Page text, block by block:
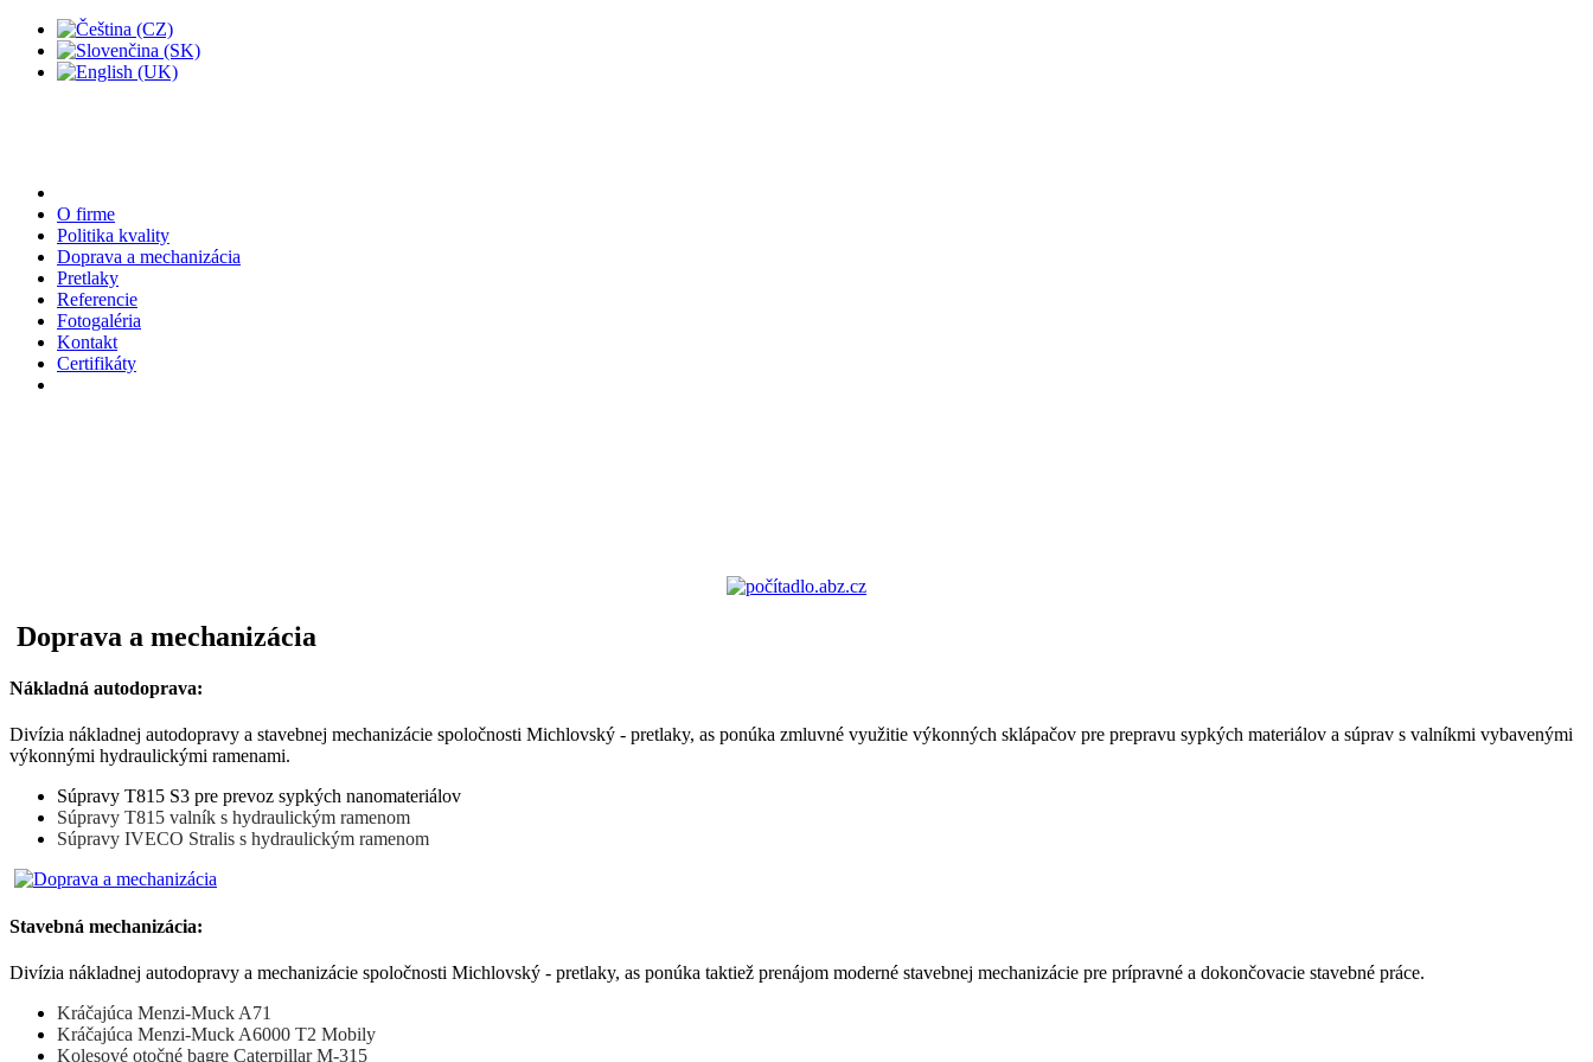
O firme
Politika kvality
Doprava a mechanizácia
Pretlaky
Referencie
Fotogaléria
Kontakt
Certifikáty
Doprava a mechanizácia
Nákladná autodoprava:
Divízia nákladnej autodopravy a stavebnej mechanizácie spoločnosti Michlovský - pretlaky, as ponúka zmluvné využitie výkonných sklápačov pre prepravu sypkých materiálov a súprav s valníkmi vybavenými
výkonnými hydraulickými ramenami.
Súpravy T815 S3 pre prevoz sypkých nanomateriálov
Súpravy T815 valník s hydraulickým ramenom
Súpravy IVECO Stralis s hydraulickým ramenom
Stavebná mechanizácia:
Divízia nákladnej autodopravy a mechanizácie spoločnosti Michlovský - pretlaky, as ponúka taktiež prenájom moderné stavebnej mechanizácie pre prípravné a dokončovacie stavebné práce.
Kráčajúca Menzi-Muck A71
Kráčajúca Menzi-Muck A6000 T2 Mobily
Kolesové otočné bagre Caterpillar M-315